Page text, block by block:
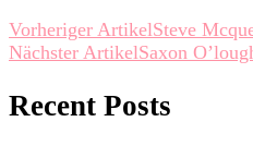
Beitragsnavigation
Vorheriger ArtikelSteve
Nächster ArtikelSaxon
Recent Posts